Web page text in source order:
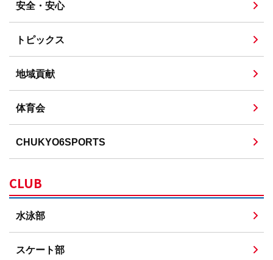
安全・安心
トピックス
地域貢献
体育会
CHUKYO6SPORTS
CLUB
水泳部
スケート部